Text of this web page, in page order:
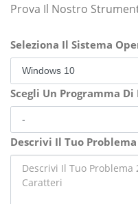
Prova Il Nostro
Seleziona Il Sistema
Scegli Un Programma
Descrivi Il Tuo Problema